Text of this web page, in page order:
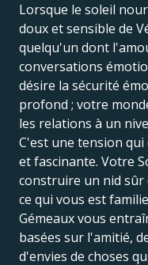
Lorsque le soleil
doux et sensible de
quelqu'un dont
conversations
désire la sécurité
profond ; votre
les relations à un
C'est une tension qui
et fascinante. Votre
construire un nid sûr
ce qui vous est
Gémeaux vous
basées sur l'amitié,
d'envies de choses